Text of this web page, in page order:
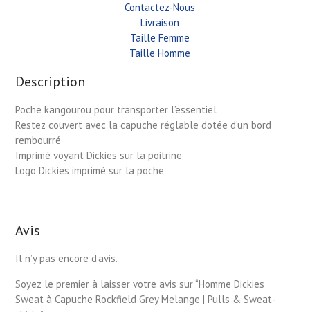
Contactez-Nous
Livraison
Taille Femme
Taille Homme
Description
Poche kangourou pour transporter l’essentiel
Restez couvert avec la capuche réglable dotée d’un bord
rembourré
Imprimé voyant Dickies sur la poitrine
Logo Dickies imprimé sur la poche
Avis
Il n’y pas encore d’avis.
Soyez le premier à laisser votre avis sur “Homme Dickies
Sweat à Capuche Rockfield Grey Melange | Pulls & Sweat-